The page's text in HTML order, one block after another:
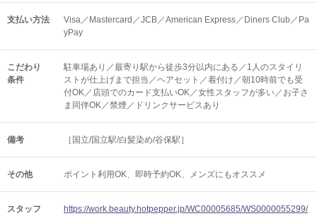
支払い方法
Visa／Mastercard／JCB／American Express／Diners Club／Pa
yPay
こだわり
条件
駐車場あり／最寄り駅から徒歩3分以内にある／1人のスタイリ
ストが仕上げまで担当／ヘアセット／着付け／朝10時前でも受
付OK／店頭でのカード支払いOK／女性スタッフが多い／お子さ
ま同伴OK／禁煙／ドリンクサービスあり
備考 ［国立/国立駅/白髪染め/谷保駅］
その他 ポイント利用OK 即時予約OK メンズにもオススメ
スタッフ
https://work.beauty.hotpepper.jp/WC00005685/WS0000055299/